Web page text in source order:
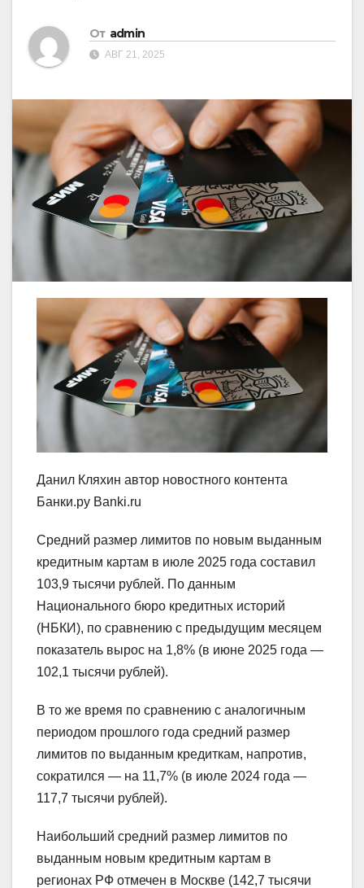
От admin
АВГ 21, 2025
Данил Кляхин автор новостного контента
Банки.ру Banki.ru ​
Средний размер лимитов по новым выданным
кредитным картам в июле 2025 года составил
103,9 тысячи рублей. По данным
Национального бюро кредитных историй
(НБКИ), по сравнению с предыдущим месяцем
показатель вырос на 1,8% (в июне 2025 года —
102,1 тысячи рублей).
В то же время по сравнению с аналогичным
периодом прошлого года средний размер
лимитов по выданным кредиткам, напротив,
сократился — на 11,7% (в июле 2024 года —
117,7 тысячи рублей).
Наибольший средний размер лимитов по
выданным новым кредитным картам в
регионах РФ отмечен в Москве (142,7 тысячи